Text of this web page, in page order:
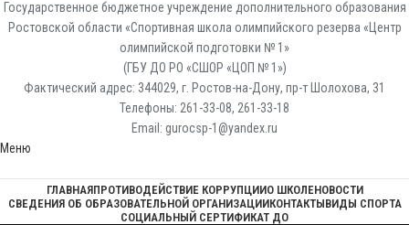
Государственное бюджетное учреждение дополнительного образования
Ростовской области «Спортивная школа олимпийского резерва «Центр
олимпийской подготовки № 1»
(ГБУ ДО РО «СШОР «ЦОП № 1»)
Фактический адрес: 344029, г. Ростов-на-Дону, пр-т Шолохова, 31
Телефоны: 261-33-08, 261-33-18
Email: gurocsp-1@yandex.ru
Меню
ГЛАВНАЯПРОТИВОДЕЙСТВИЕ КОРРУПЦИИО ШКОЛЕНОВОСТИ
СВЕДЕНИЯ ОБ ОБРАЗОВАТЕЛЬНОЙ ОРГАНИЗАЦИИКОНТАКТЫВИДЫ СПОРТА
СОЦИАЛЬНЫЙ СЕРТИФИКАТ ДО